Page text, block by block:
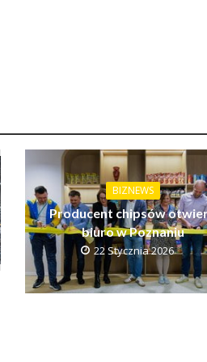
BIZNEWS
Producent chipsów
biuro w Poznaniu
22 Stycznia 2026